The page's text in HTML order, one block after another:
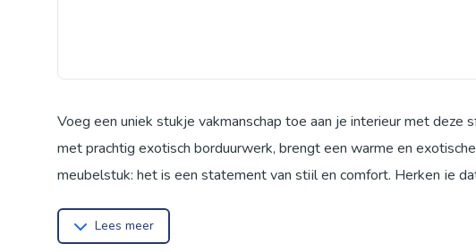
Voeg een uniek stukje vakmanschap toe aan je interieur met
met prachtig exotisch borduurwerk, brengt een warme en
meubelstuk; het is een statement van stijl en comfort. Herken je
ontspannen na een lange dag, of dat je kunt gebruiken als een
Lees meer